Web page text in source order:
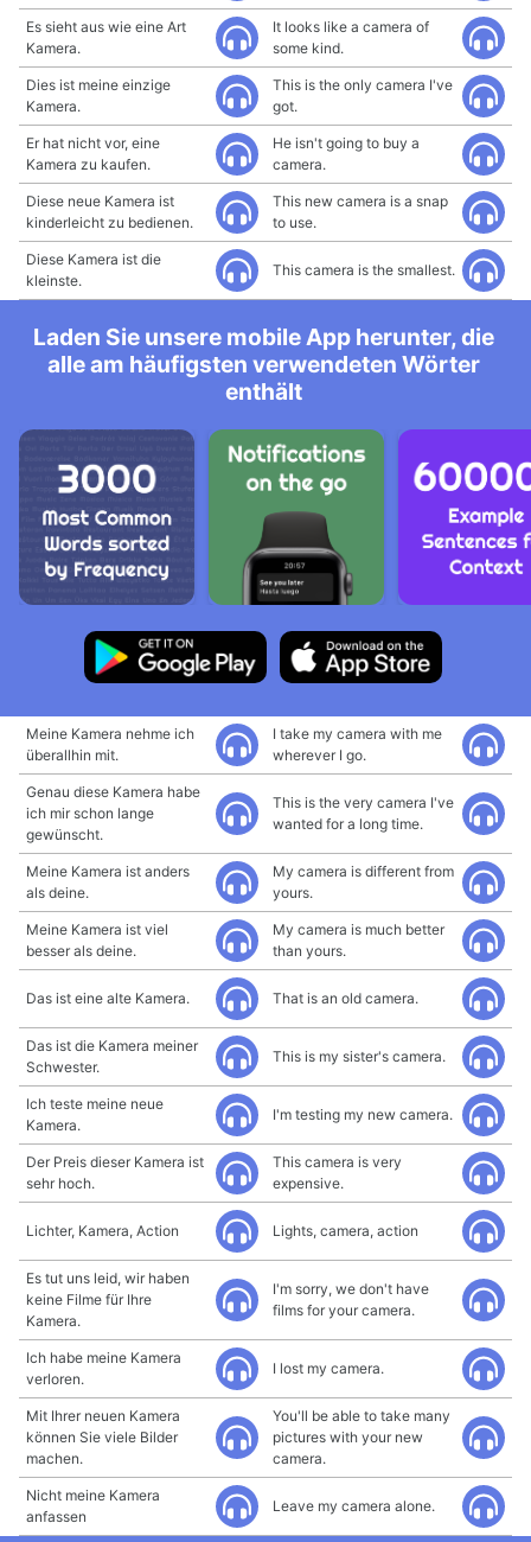
Es sieht aus wie eine Art
Kamera.
It looks like a camera of
some kind.
Dies ist meine einzige
Kamera.
This is the only camera I've
got.
Er hat nicht vor, eine
Kamera zu kaufen.
He isn't going to buy a
camera.
Diese neue Kamera ist
kinderleicht zu bedienen.
This new camera is a snap
to use.
Diese Kamera ist die
kleinste.
This camera is the smallest.
Laden Sie unsere mobile App herunter, die
alle am häufigsten verwendeten Wörter
enthält
Meine Kamera nehme ich
überallhin mit.
I take my camera with me
wherever I go.
Genau diese Kamera habe
ich mir schon lange
gewünscht.
This is the very camera I've
wanted for a long time.
Meine Kamera ist anders
als deine.
My camera is different from
yours.
Meine Kamera ist viel
besser als deine.
My camera is much better
than yours.
Das ist eine alte Kamera. That is an old camera.
Das ist die Kamera meiner
Schwester.
This is my sister's camera.
Ich teste meine neue
Kamera.
I'm testing my new camera.
Der Preis dieser Kamera ist
sehr hoch.
This camera is very
expensive.
Lichter, Kamera, Action Lights, camera, action
Es tut uns leid, wir haben
keine Filme für Ihre
Kamera.
I'm sorry, we don't have
films for your camera.
Ich habe meine Kamera
verloren.
I lost my camera.
Mit Ihrer neuen Kamera
können Sie viele Bilder
machen.
You'll be able to take many
pictures with your new
camera.
Nicht meine Kamera
anfassen
Leave my camera alone.